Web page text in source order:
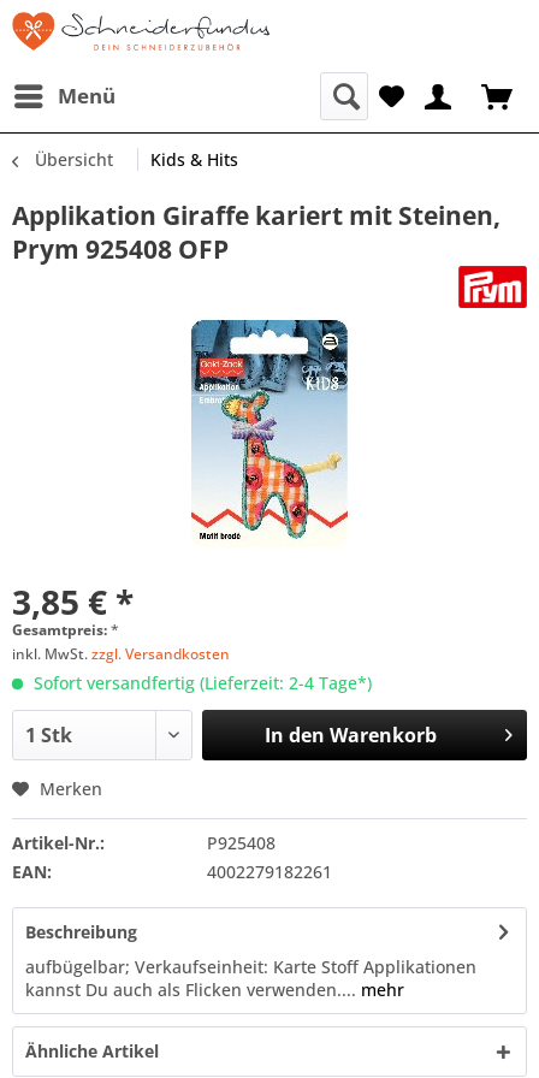
Menü
Übersicht Kids & Hits
Applikation Giraffe kariert mit Steinen,
Prym 925408 OFP
3,85 € *
Gesamtpreis:*
inkl. MwSt.zzgl. Versandkosten
Sofort versandfertig (Lieferzeit: 2-4 Tage*)
In den Warenkorb
Merken
Artikel-Nr.:
P925408
EAN:
4002279182261
Beschreibung
aufbügelbar; Verkaufseinheit: Karte Stoff Applikationen
kannst Du auch als Flicken verwenden.... mehr
Ähnliche Artikel